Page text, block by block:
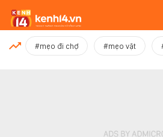
MỚI NHẤT
#mẹo đi chợ #mẹo vặt